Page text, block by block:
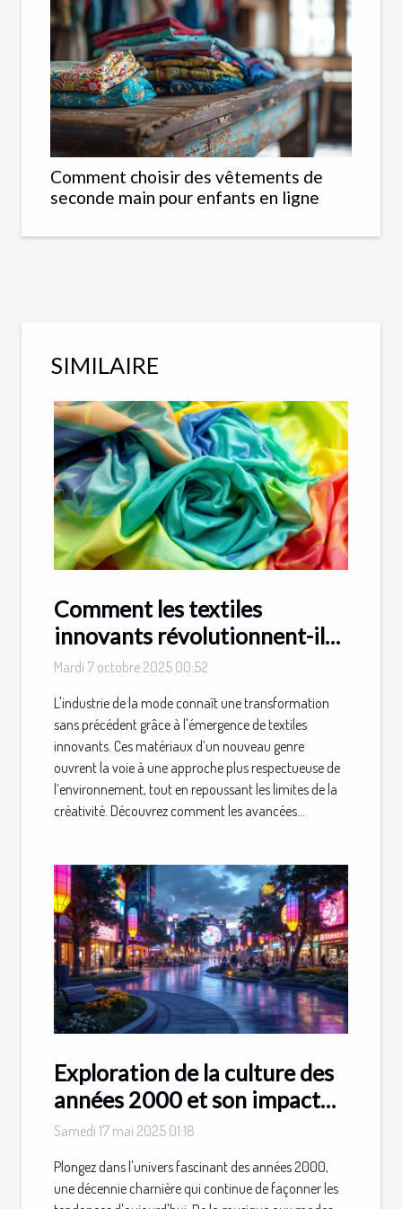
Comment choisir des vêtements de
seconde main pour enfants en ligne
SIMILAIRE
Comment les textiles
innovants révolutionnent-ils
la mode durable ?
Mardi 7 octobre 2025 00:52
L'industrie de la mode connaît une transformation
sans précédent grâce à l'émergence de textiles
innovants. Ces matériaux d’un nouveau genre
ouvrent la voie à une approche plus respectueuse de
l’environnement, tout en repoussant les limites de la
créativité. Découvrez comment les avancées...
Exploration de la culture des
années 2000 et son impact
sur les tendances actuelles
Samedi 17 mai 2025 01:18
Plongez dans l'univers fascinant des années 2000,
une décennie charnière qui continue de façonner les